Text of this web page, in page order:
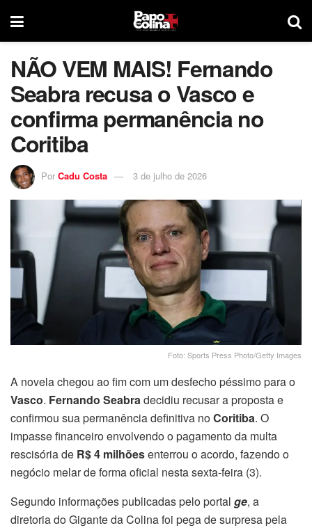
NÃO VEM MAIS! Fernando
Seabra recusa o Vasco e
confirma permanência no
Coritiba
Por Cadu Costa 3 de julho de 2026
Foto: Sports Press Photo/Getty Images
A novela chegou ao fim com um desfecho péssimo para o
Vasco. Fernando Seabradecidiu recusar a proposta e
confirmou sua permanência definitiva noCoritiba. O
impasse financeiro envolvendo o pagamento da multa
rescisória de R$ 4 milhõesenterrou o acordo, fazendo o
negócio melar de forma oficial nesta sexta-feira (3).
Segundo informações publicadas pelo portal ge, a
diretoria do Gigante da Colina foi pega de surpresa pela